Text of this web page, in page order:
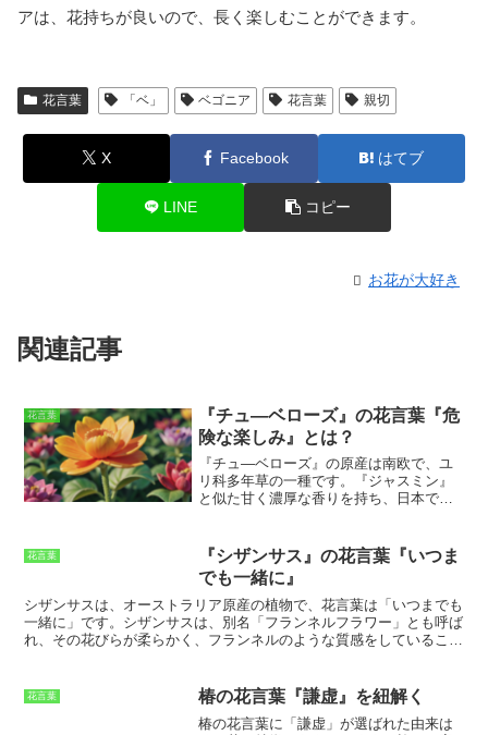
アは、花持ちが良いので、長く楽しむことができます。
花言葉 「ベ」 ベゴニア 花言葉 親切
X Facebook はてブ
LINE コピー
お花が大好き
関連記事
花言葉
『チュ―ベローズ』の花言葉『危
険な楽しみ』とは？
『チュ―ベローズ』の原産は南欧で、ユ
リ科多年草の一種です。『ジャスミン』
と似た甘く濃厚な香りを持ち、日本では
すが、これは『チュベローズ』の香りが
とても強く、同時に人を魅了するように
働きかけることから付けられました。
「チューベローズ」の香りは、その甘く
濃厚な香りで人を惹きつけ、無防備に近
づいてしまったところを刺すというトゲ
花言葉
『シザンサス』の花言葉『いつま
でも一緒に』
シザンサスは、オーストラリア原産の植物で、花言葉は「いつまでも
一緒に」です。シザンサスは、別名「フランネルフラワー」とも呼ば
れ、その花びらが柔らかく、フランネルのような質感をしていること
とです。シザンサスの花は、切り花にして1週間ほど楽しむことがで
きます。また、シザンサスは乾燥に強く、水やりをあまりしなくても
育てることができます。そのため、初心者の方でも育てやすい花で
花言葉 椿の花言葉『謙虚』を紐解く
椿の花言葉に「謙虚」が選ばれた由来は